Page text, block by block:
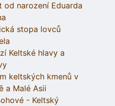
od narození Eduarda
stopa lovců
Keltské hlavy a
keltských kmenů v
a Malé Asii
- Keltský